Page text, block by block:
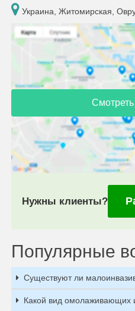
Украина, Житомирская,
Нужны клиенты?
Популярные
Существуют ли
Какой вид омолаживающих